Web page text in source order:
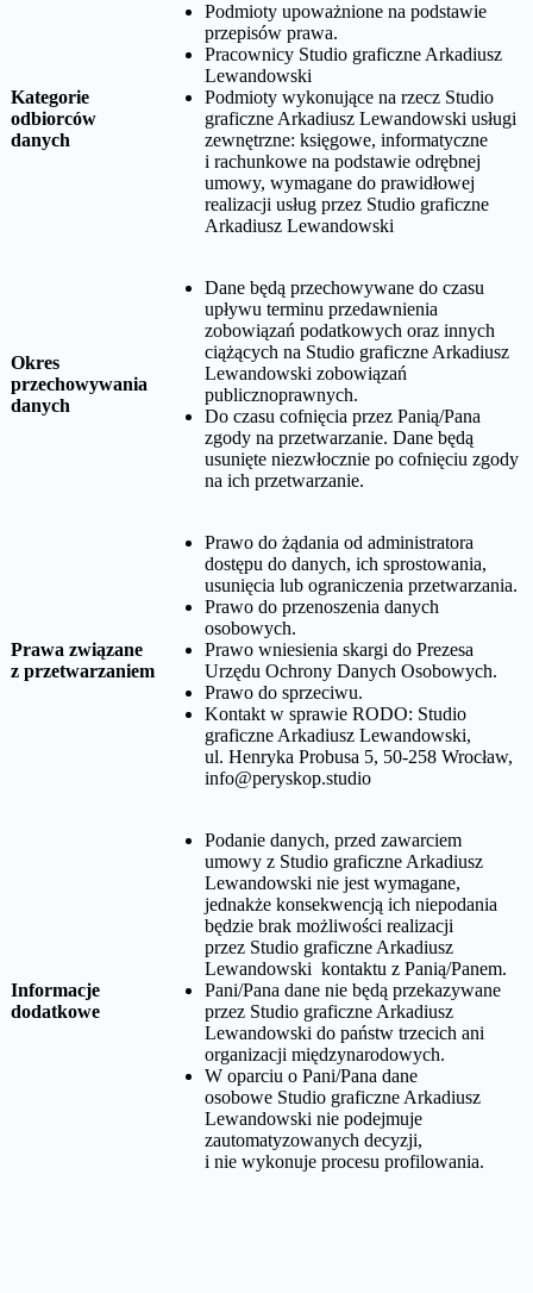
Kategorie
odbiorców
danych
Podmioty upoważnione na podstawie
przepisów prawa.
Pracownicy Studio graficzne Arkadiusz
Lewandowski
Podmioty wykonujące na rzecz Studio
graficzne Arkadiusz Lewandowski usługi
zewnętrzne: księgowe, informatyczne
i rachunkowe na podstawie odrębnej
umowy, wymagane do prawidłowej
realizacji usług przez Studio graficzne
Arkadiusz Lewandowski
Okres
przechowywania
danych
Dane będą przechowywane do czasu
upływu terminu przedawnienia
zobowiązań podatkowych oraz innych
ciążących na Studio graficzne Arkadiusz
Lewandowski zobowiązań
publicznoprawnych.
Do czasu cofnięcia przez Panią/Pana
zgody na przetwarzanie. Dane będą
usunięte niezwłocznie po cofnięciu zgody
na ich przetwarzanie.
Prawa związane
z przetwarzaniem
Prawo do żądania od administratora
dostępu do danych, ich sprostowania,
usunięcia lub ograniczenia przetwarzania.
Prawo do przenoszenia danych
osobowych.
Prawo wniesienia skargi do Prezesa
Urzędu Ochrony Danych Osobowych.
Prawo do sprzeciwu.
Kontakt w sprawie RODO: Studio
graficzne Arkadiusz Lewandowski,
ul. Henryka Probusa 5, 50-258 Wrocław,
info@peryskop.studio
Informacje
dodatkowe
Podanie danych, przed zawarciem
umowy z Studio graficzne Arkadiusz
Lewandowski nie jest wymagane,
jednakże konsekwencją ich niepodania
będzie brak możliwości realizacji
przez Studio graficzne Arkadiusz
Lewandowski kontaktu z Panią/Panem.
Pani/Pana dane nie będą przekazywane
przez Studio graficzne Arkadiusz
Lewandowski do państw trzecich ani
organizacji międzynarodowych.
W oparciu o Pani/Pana dane
osobowe Studio graficzne Arkadiusz
Lewandowski nie podejmuje
zautomatyzowanych decyzji,
i nie wykonuje procesu profilowania.